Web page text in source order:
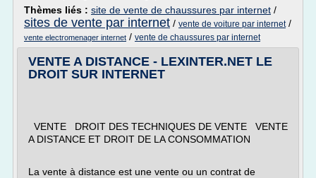
Thèmes liés : site de vente de chaussures par internet /
sites de vente par internet / vente de voiture par internet/
vente electromenager internet / vente de chaussures par internet
VENTE A DISTANCE - LEXINTER.NET LE
DROIT SUR INTERNET
VENTE DROIT DES TECHNIQUES DE VENTE VENTE
A DISTANCE ET DROIT DE LA CONSOMMATION
La vente à distance est une vente ou un contrat de